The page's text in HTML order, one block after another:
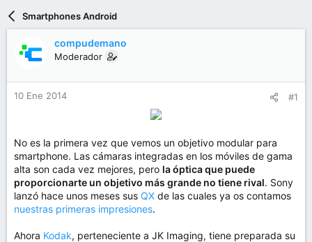
a
r
d
e
m
a
h
d
e
n
Smartphones Android
compudemano
Moderador
10 Ene 2014 #1
No es la primera vez que vemos un objetivo modular para
smartphone. Las cámaras integradas en los móviles de gama
alta son cada vez mejores, pero la óptica que puede
proporcionarte un objetivo más grande no tiene rival. Sony
lanzó hace unos meses sus QX de las cuales ya os contamos
nuestras primeras impresiones.
Ahora Kodak, perteneciente a JK Imaging, tiene preparada su